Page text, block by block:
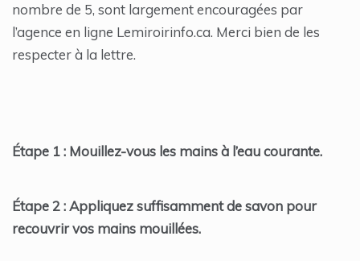
nombre de 5, sont largement encouragées par
l’agence en ligne Lemiroirinfo.ca. Merci bien de les
respecter à la lettre.
Étape 1 : Mouillez-vous les mains à l’eau courante.
Étape 2 : Appliquez suffisamment de savon pour
recouvrir vos mains mouillées.